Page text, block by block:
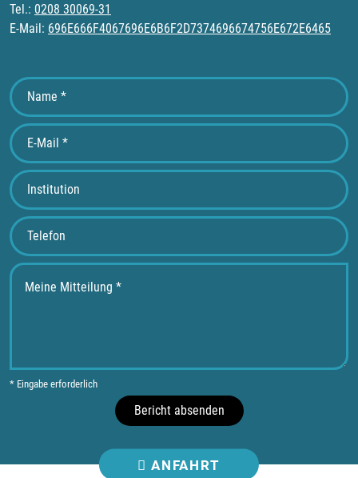
Tel.: 0208 30069-31
E-Mail: 696E666F4067696E6B6F2D7374696674756E672E6465
* Eingabe erforderlich
Bericht absenden
ANFAHRT